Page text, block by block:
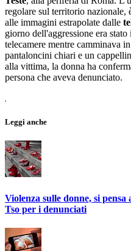
regolare sul territorio nazionale,
alle immagini estrapolate dalle
giorno dell'aggressione era
telecamere mentre camminava
pantaloncini chiari e un
alla vittima, la donna ha
persona che aveva denunciato.
Leggi anche
Violenza sulle donne, si
Tso per i denunciati